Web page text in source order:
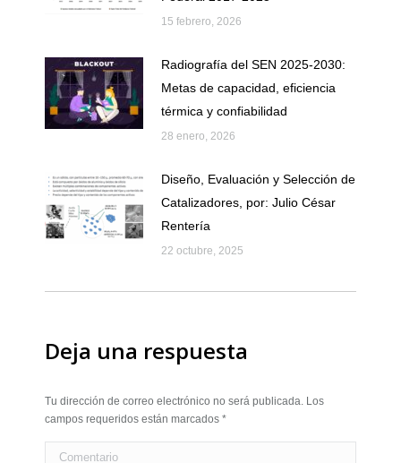
15 febrero, 2026
Radiografía del SEN 2025-2030:
Metas de capacidad, eficiencia
térmica y confiabilidad
28 enero, 2026
Diseño, Evaluación y Selección de
Catalizadores, por: Julio César
Rentería
22 octubre, 2025
Deja una respuesta
Tu dirección de correo electrónico no será publicada. Los
campos requeridos están marcados *
Comentario